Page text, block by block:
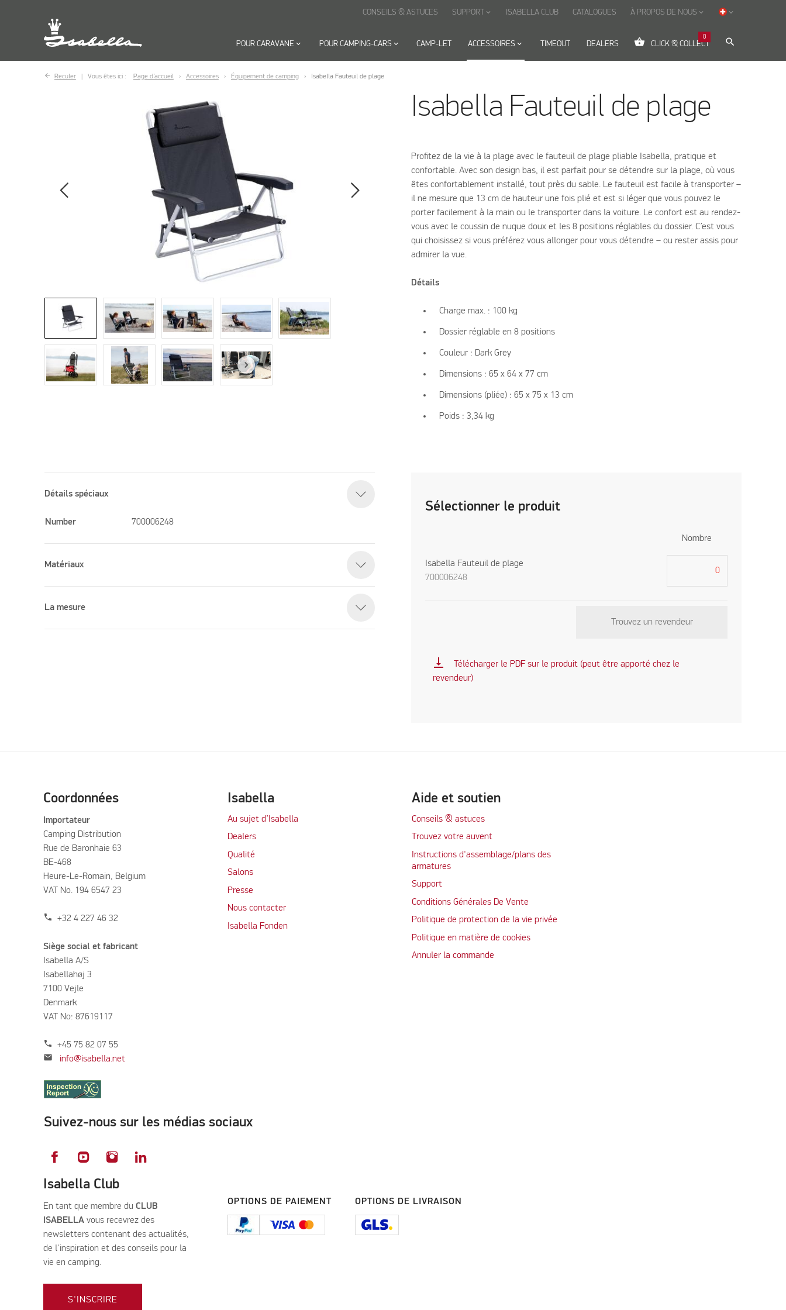
POUR CARAVANE keyboard_arrow_down POUR CAMPING-CARSkeyboard_arrow_down CAMP-LET ACCESSOIRES keyboard_arrow_down TIMEOUT DEALERS shopping_basket CLICK & COLLECT
0
search
CONSEILS & ASTUCES SUPPORT keyboard_arrow_down ISABELLA CLUB CATALOGUES À PROPOS DE NOUS keyboard_arrow_down keyboard_arrow_down
Reculer Vous êtes ici : Page d’accueil Accessoires Équipement de camping Isabella Fauteuil de plage
Isabella Fauteuil de plage
Profitez de la vie à la plage avec le fauteuil de plage pliable Isabella, pratique et
confortable. Avec son design bas, il est parfait pour se détendre sur la plage, où vous
êtes confortablement installé, tout près du sable. Le fauteuil est facile à transporter –
il ne mesure que 13 cm de hauteur une fois plié et est si léger que vous pouvez le
porter facilement à la main ou le transporter dans la voiture. Le confort est au rendez-
vous avec le coussin de nuque doux et les 8 positions réglables du dossier. C’est vous
qui choisissez si vous préférez vous allonger pour vous détendre – ou rester assis pour
admirer la vue.
Détails
Charge max. : 100 kg
Dossier réglable en 8 positions
Couleur : Dark Grey
Dimensions : 65 x 64 x 77 cm
Dimensions (pliée) : 65 x 75 x 13 cm
Poids : 3,34 kg
Sélectionner le produit
Nombre
Isabella Fauteuil de plage
700006248
Trouvez un revendeur
vertical_align_bottom
Télécharger le PDF sur le produit (peut être apporté chez le
revendeur)
Détails spéciaux
Number 700006248
Matériaux
La mesure
Coordonnées
Importateur
Camping Distribution
Rue de Baronhaie 63
BE-468
Heure-Le-Romain, Belgium
VAT No. 194 6547 23
phone +32 4 227 46 32
Siège social et fabricant
Isabella A/S
Isabellahøj 3
7100 Vejle
Denmark
VAT No: 87619117
phone +45 75 82 07 55
mail info@isabella.net
Isabella
Au sujet d’Isabella
Dealers
Qualité
Salons
Presse
Nous contacter
Isabella Fonden
Aide et soutien
Conseils & astuces
Trouvez votre auvent
Instructions d'assemblage/plans des
armatures
Support
Conditions Générales De Vente
Politique de protection de la vie privée
Politique en matière de cookies
Annuler la commande
Suivez-nous sur les médias sociaux
Isabella Club
En tant que membre du CLUB
ISABELLA vous recevrez des
newsletters contenant des actualités,
de l'inspiration et des conseils pour la
vie en camping.
S'INSCRIRE
OPTIONS DE PAIEMENT OPTIONS DE LIVRAISON